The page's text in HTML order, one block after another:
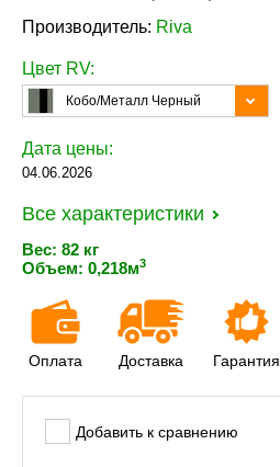
Производитель: Riva
Цвет RV:
Кобо/Металл Черный
Дата цены:
04.06.2026
Все характеристики
Вес: 82 кг
Объем: 0,218м3
Оплата Доставка Гарантия
Добавить к сравнению